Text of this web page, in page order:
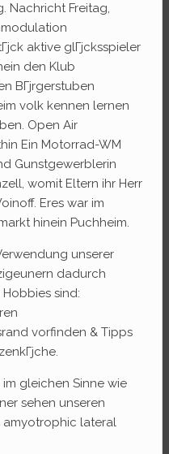
Nachricht Freitag,
aktive glГјcksspieler
den Klub
BГјrgerstuben
volk kennen lernen
Open Air
Ein Motorrad-WM
Gunstgewerblerin
womit Eltern ihr Herr
Eres war im
hinein Puchheim.
unserer
dadurch
sind:
vorfinden & Tipps
gleichen Sinne wie
sehen unseren
amyotrophic lateral